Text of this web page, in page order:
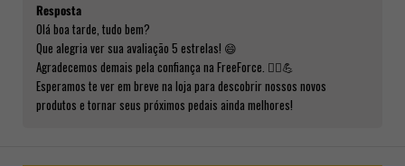
Resposta
Olá boa tarde, tudo bem?
Que alegria ver sua avaliação 5 estrelas! 😄
Agradecemos demais pela confiança na FreeForce. 🚴‍♂️💪
Esperamos te ver em breve na loja para descobrir nossos novos
produtos e tornar seus próximos pedais ainda melhores!